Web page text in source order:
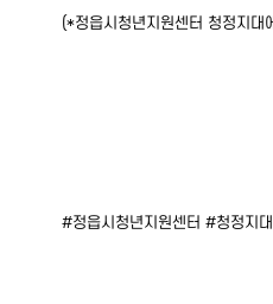
(*정읍시청년지원센터 청정지
#정읍시청년지원센터 #청정지